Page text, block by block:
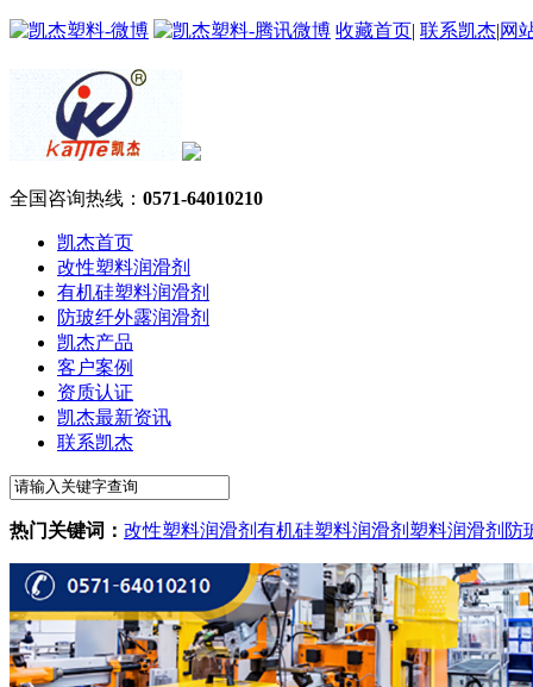
收藏首页| 联系凯杰|网
全国咨询热线： 0571-64010210
凯杰首页
改性塑料润滑剂
有机硅塑料润滑剂
防玻纤外露润滑剂
凯杰产品
客户案例
资质认证
凯杰最新资讯
联系凯杰
热门关键词： 改性塑料润滑剂 有机硅塑料润滑剂 塑料润滑剂 防